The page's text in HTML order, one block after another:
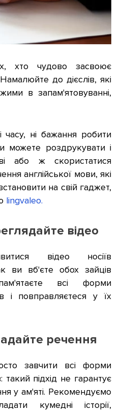
хто чудово засвоює
до дієслів, які
в запам'ятовуванні,
ні бажання робити
можете роздрукувати і
або ж скористатися
англійської мови, які
на свій гаджет,
lingvaleo.
відео
відео носіїв
ви вб'єте обох зайців
всі форми
і повправляєтеся у їх
речення
завчити всі форми
такий підхід не гарантує
у ам'яті. Рекомендуємо
кумедні історії,